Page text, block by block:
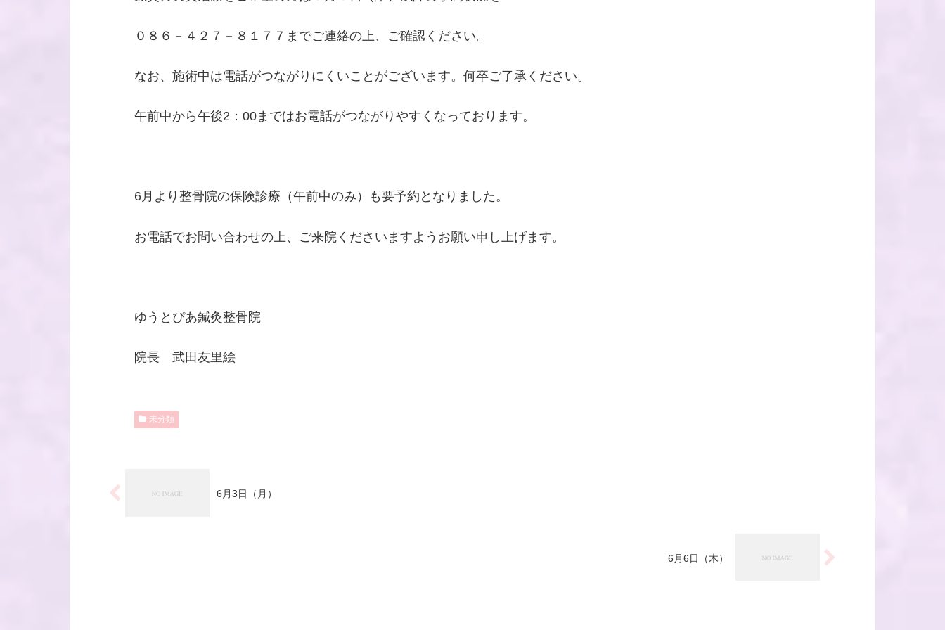
０８６－４２７－８１７７までご連絡の上、ご確認ください。
なお、施術中は電話がつながりにくいことがございます。何卒ご了承ください。
午前中から午後2：00まではお電話がつながりやすくなっております。
6月より整骨院の保険診療（午前中のみ）も要予約となりました。
お電話でお問い合わせの上、ご来院くださいますようお願い申し上げます。
ゆうとぴあ鍼灸整骨院
院長 武田友里絵
未分類
6月3日（月）
6月6日（木）